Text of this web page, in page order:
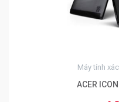
Máy tính
ACER